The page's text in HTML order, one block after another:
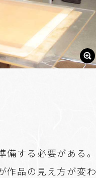
する必要がある。
作品の見え方が変わ